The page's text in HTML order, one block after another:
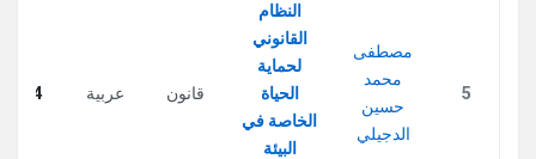
5
مصطفى
محمد
حسين
الدجيلي
النظام
القانوني
لحماية
الحياة
الخاصة في
البيئة
قانون عربية 324